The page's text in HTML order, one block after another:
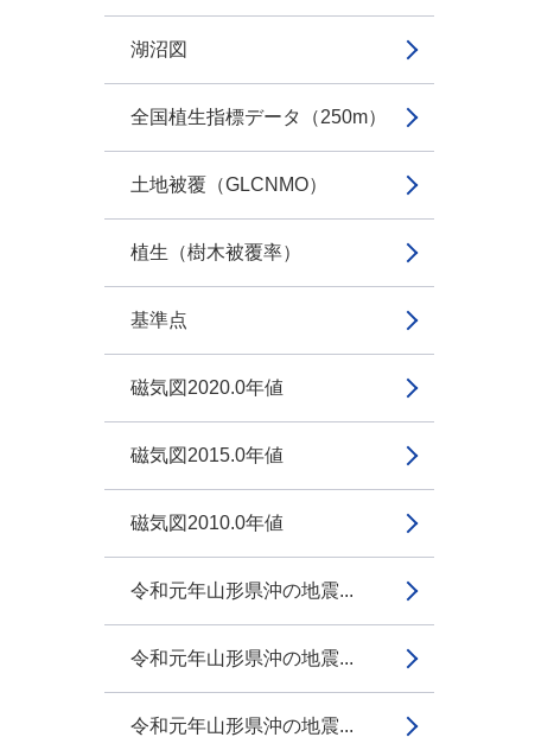
湖沼図
全国植生指標データ（250m）
土地被覆（GLCNMO）
植生（樹木被覆率）
基準点
磁気図2020.0年値
磁気図2015.0年値
磁気図2010.0年値
令和元年山形県沖の地震...
令和元年山形県沖の地震...
令和元年山形県沖の地震...